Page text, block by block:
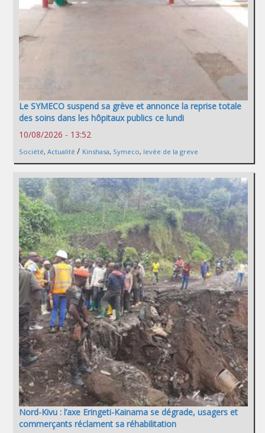
Le SYMECO suspend sa grève et annonce la reprise totale
des soins dans les hôpitaux publics ce lundi
10/08/2026 - 13:52
Société, Actualité / Kinshasa, Symeco, levée de la greve
Nord-Kivu : l’axe Eringeti-Kainama se dégrade, usagers et
commerçants réclament sa réhabilitation